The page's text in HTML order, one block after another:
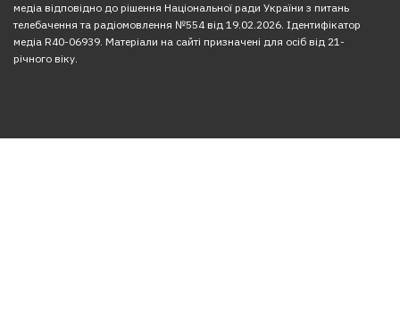
медіа відповідно до рішення Національної ради України з питань
телебачення та радіомовлення №554 від 19.02.2026. Ідентифікатор
медіа R40-06939. Матеріали на сайті призначені для осіб від 21-
річного віку.